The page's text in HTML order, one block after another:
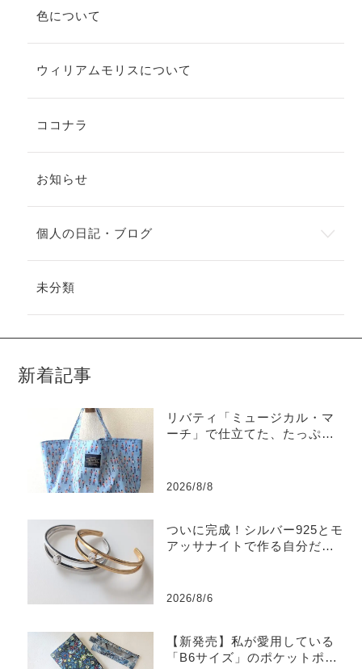
色について
ウィリアムモリスについて
ココナラ
お知らせ
個人の日記・ブログ
未分類
新着記事
リバティ「ミュージカル・マ
ーチ」で仕立てた、たっぷり
2026/8/8
ついに完成！シルバー925とモ
アッサナイトで作る自分だけ
2026/8/6
【新発売】私が愛用している
「B6サイズ」のポケットポー